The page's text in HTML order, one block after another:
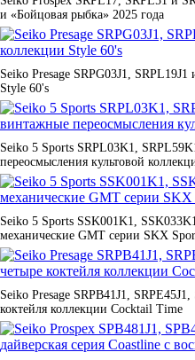
и «Бойцовая рыбка» 2025 года
Seiko Presage SRPG03J1,
Style 60's
Seiko 5 Sports SRPL03K1,
переосмысления культовой
Seiko 5 Sports SSK001K1,
механические GMT серии SKX
Seiko Presage SRPB41J1,
коктейля коллекции Cocktail Time